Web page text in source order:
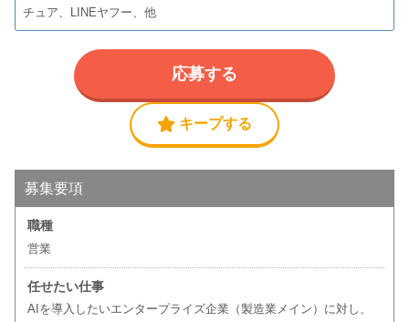
チュア、LINEヤフー、他
キープする
応募する
募集要項
職種
営業
任せたい仕事
AIを導入したいエンタープライズ企業（製造業メイン）に対し、